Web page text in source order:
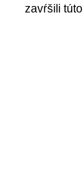
zavŕšili